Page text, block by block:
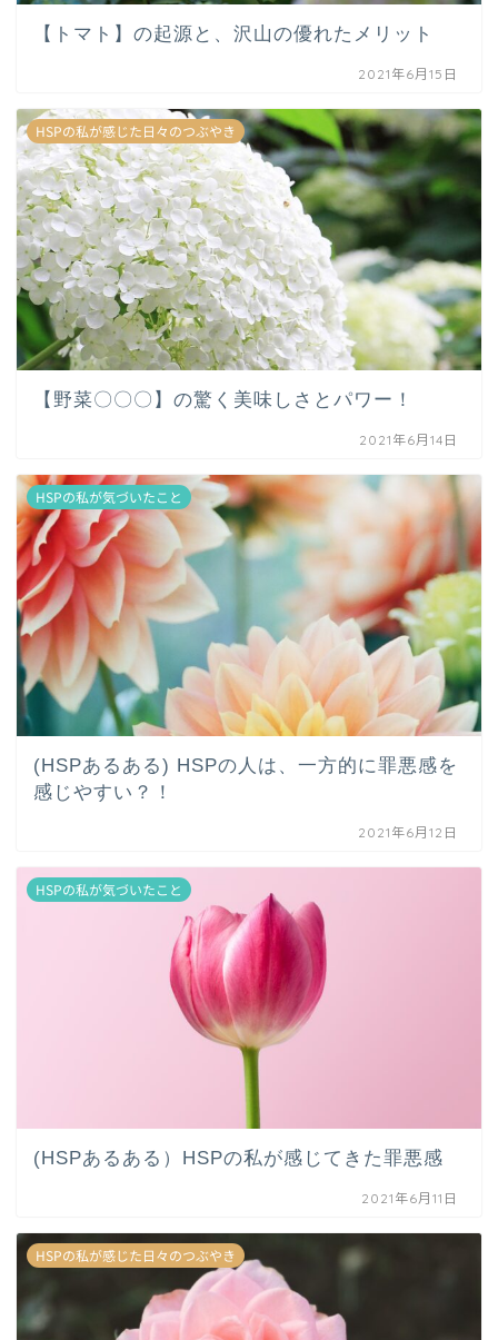
【トマト】の起源と、沢山の優れたメリット
2021年6月15日
HSPの私が感じた日々のつぶやき
【野菜〇〇〇】の驚く美味しさとパワー！
2021年6月14日
HSPの私が気づいたこと
(HSPあるある) HSPの人は、一方的に罪悪感を
感じやすい？！
2021年6月12日
HSPの私が気づいたこと
(HSPあるある）HSPの私が感じてきた罪悪感
2021年6月11日
HSPの私が感じた日々のつぶやき